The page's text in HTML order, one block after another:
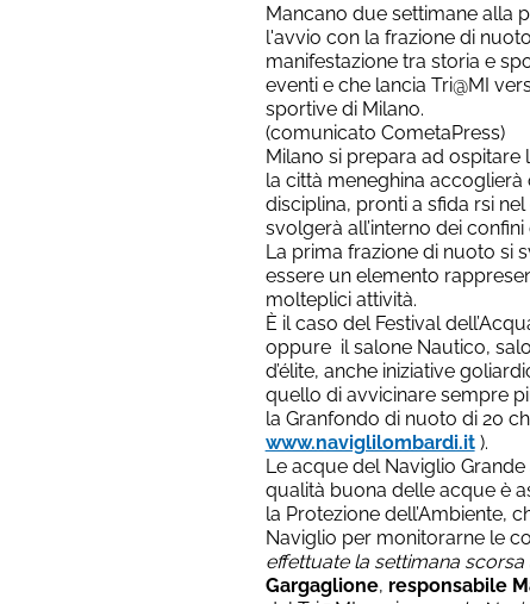
Mancano due settimane alla
l'avvio con la frazione di
manifestazione tra storia e
eventi e che lancia Tri@MI
sportive di Milano.
(comunicato CometaPress)
Milano si prepara ad ospitare
la città meneghina
disciplina, pronti a sfida rsi
svolgerà all’interno dei confini
La prima frazione di nuoto si
essere un elemento
molteplici attività.
È il caso del Festival
oppure il salone Nautico,
d’élite, anche iniziative
quello di avvicinare sempre
la Granfondo di nuoto di 20
www.naviglilombardi.it).
Le acque del Naviglio
qualità buona delle acque è
la Protezione dell’Ambiente,
Naviglio per monitorarne le
effettuate la settimana
Gargaglione, responsabile